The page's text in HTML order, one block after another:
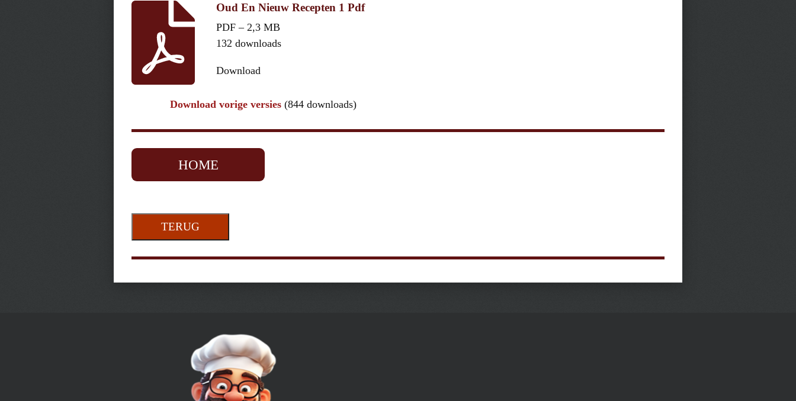
Oud En Nieuw Recepten 1 Pdf
PDF – 2,3 MB
132 downloads
Download
Download vorige versies (844 downloads)
HOME
TERUG